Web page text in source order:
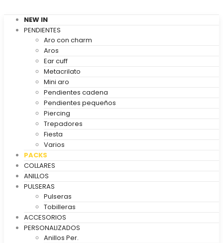
NEW IN
PENDIENTES
Aro con charm
Aros
Ear cuff
Metacrilato
Mini aro
Pendientes cadena
Pendientes pequeños
Piercing
Trepadores
Fiesta
Varios
PACKS
COLLARES
ANILLOS
PULSERAS
Pulseras
Tobilleras
ACCESORIOS
PERSONALIZADOS
Anillos Per.